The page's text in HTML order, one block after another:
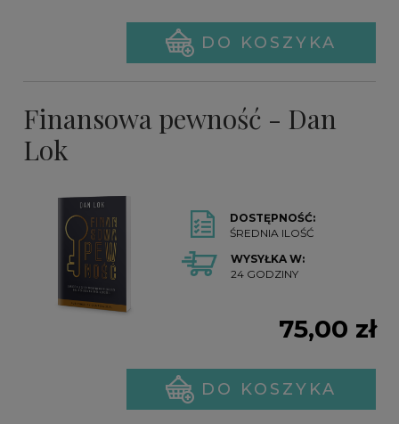
DO KOSZYKA
Finansowa pewność - Dan
Lok
DOSTĘPNOŚĆ:
ŚREDNIA ILOŚĆ
WYSYŁKA W:
24 GODZINY
75,00 zł
DO KOSZYKA